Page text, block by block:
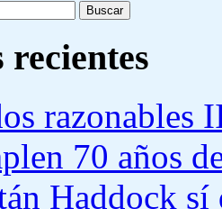
razonables
70 años
Haddock sí